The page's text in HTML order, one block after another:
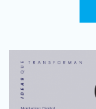
Fuerte caída de la